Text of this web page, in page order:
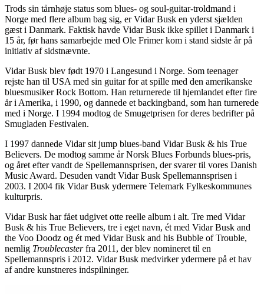
Trods sin tårnhøje status som blues- og soul-guitar-troldmand i
Norge med flere album bag sig, er Vidar Busk en yderst sjælden
gæst i Danmark. Faktisk havde Vidar Busk ikke spillet i Danmark i
15 år, før hans samarbejde med Ole Frimer kom i stand sidste år på
initiativ af sidstnævnte.
Vidar Busk blev født 1970 i Langesund i Norge. Som teenager
rejste han til USA med sin guitar for at spille med den amerikanske
bluesmusiker Rock Bottom. Han returnerede til hjemlandet efter fire
år i Amerika, i 1990, og dannede et backingband, som han turnerede
med i Norge. I 1994 modtog de Smugetprisen for deres bedrifter på
Smugladen Festivalen.
I 1997 dannede Vidar sit jump blues-band Vidar Busk & his True
Believers. De modtog samme år Norsk Blues Forbunds blues-pris,
og året efter vandt de Spellemannsprisen, der svarer til vores Danish
Music Award. Desuden vandt Vidar Busk Spellemannsprisen i
2003. I 2004 fik Vidar Busk ydermere Telemark Fylkeskommunes
kulturpris.
Vidar Busk har fået udgivet otte reelle album i alt. Tre med Vidar
Busk & his True Believers, tre i eget navn, ét med Vidar Busk and
the Voo Doodz og ét med Vidar Busk and his Bubble of Trouble,
nemlig Troublecasterfra 2011, der blev nomineret til en
Spellemannspris i 2012. Vidar Busk medvirker ydermere på et hav
af andre kunstneres indspilninger.